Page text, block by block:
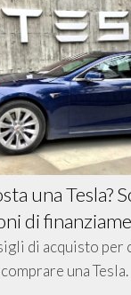
una Tesla?
di
di acquisto per
una Tesla.